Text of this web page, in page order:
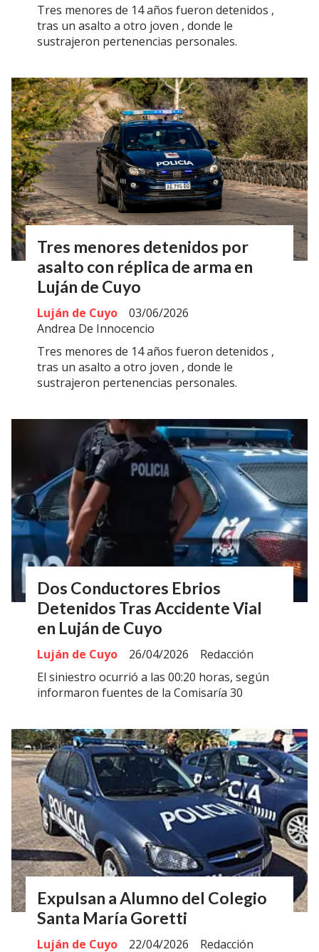
Tres menores de 14 años fueron detenidos ,
tras un asalto a otro joven , donde le
sustrajeron pertenencias personales.
Tres menores detenidos por
asalto con réplica de arma en
Luján de Cuyo
Andrea De Innocencio
Luján de Cuyo 03/06/2026
Tres menores de 14 años fueron detenidos ,
tras un asalto a otro joven , donde le
sustrajeron pertenencias personales.
Dos Conductores Ebrios
Detenidos Tras Accidente Vial
en Luján de Cuyo
Redacción
Luján de Cuyo
26/04/2026
El siniestro ocurrió a las 00:20 horas, según
informaron fuentes de la Comisaría 30
Expulsan a Alumno del Colegio
Santa María Goretti
Redacción
Luján de Cuyo
22/04/2026